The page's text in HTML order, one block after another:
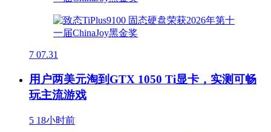
7 07.31
用户两美元淘到GTX 1050 Ti显卡，实测可畅
玩主流游戏
5 18小时前